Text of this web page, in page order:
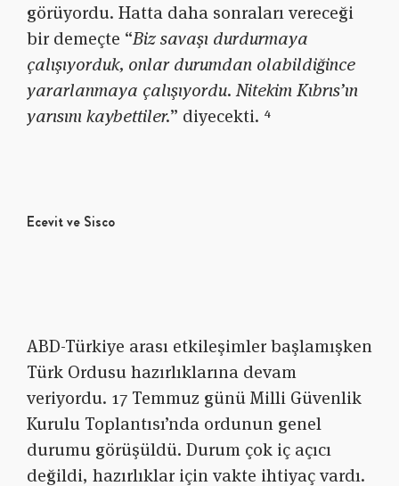
görüyordu. Hatta daha sonraları vereceği
bir demeçte “Biz savaşı durdurmaya
çalışıyorduk, onlar durumdan olabildiğince
yararlanmaya çalışıyordu. Nitekim Kıbrıs’ın
yarısını kaybettiler.” diyecekti. ⁴
Ecevit ve Sisco
ABD-Türkiye arası etkileşimler başlamışken
Türk Ordusu hazırlıklarına devam
veriyordu. 17 Temmuz günü Milli Güvenlik
Kurulu Toplantısı’nda ordunun genel
durumu görüşüldü. Durum çok iç açıcı
değildi, hazırlıklar için vakte ihtiyaç vardı.